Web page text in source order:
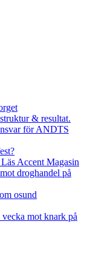
& resultat.
för ANDTS
Accent Magasin
droghandel på
osund
mot knark på